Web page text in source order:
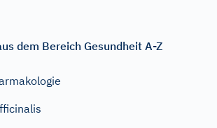
dem Bereich Gesundheit A-Z